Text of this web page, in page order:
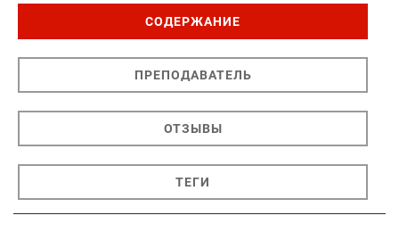
СОДЕРЖАНИЕ
ПРЕПОДАВАТЕЛЬ
ОТЗЫВЫ
ТЕГИ